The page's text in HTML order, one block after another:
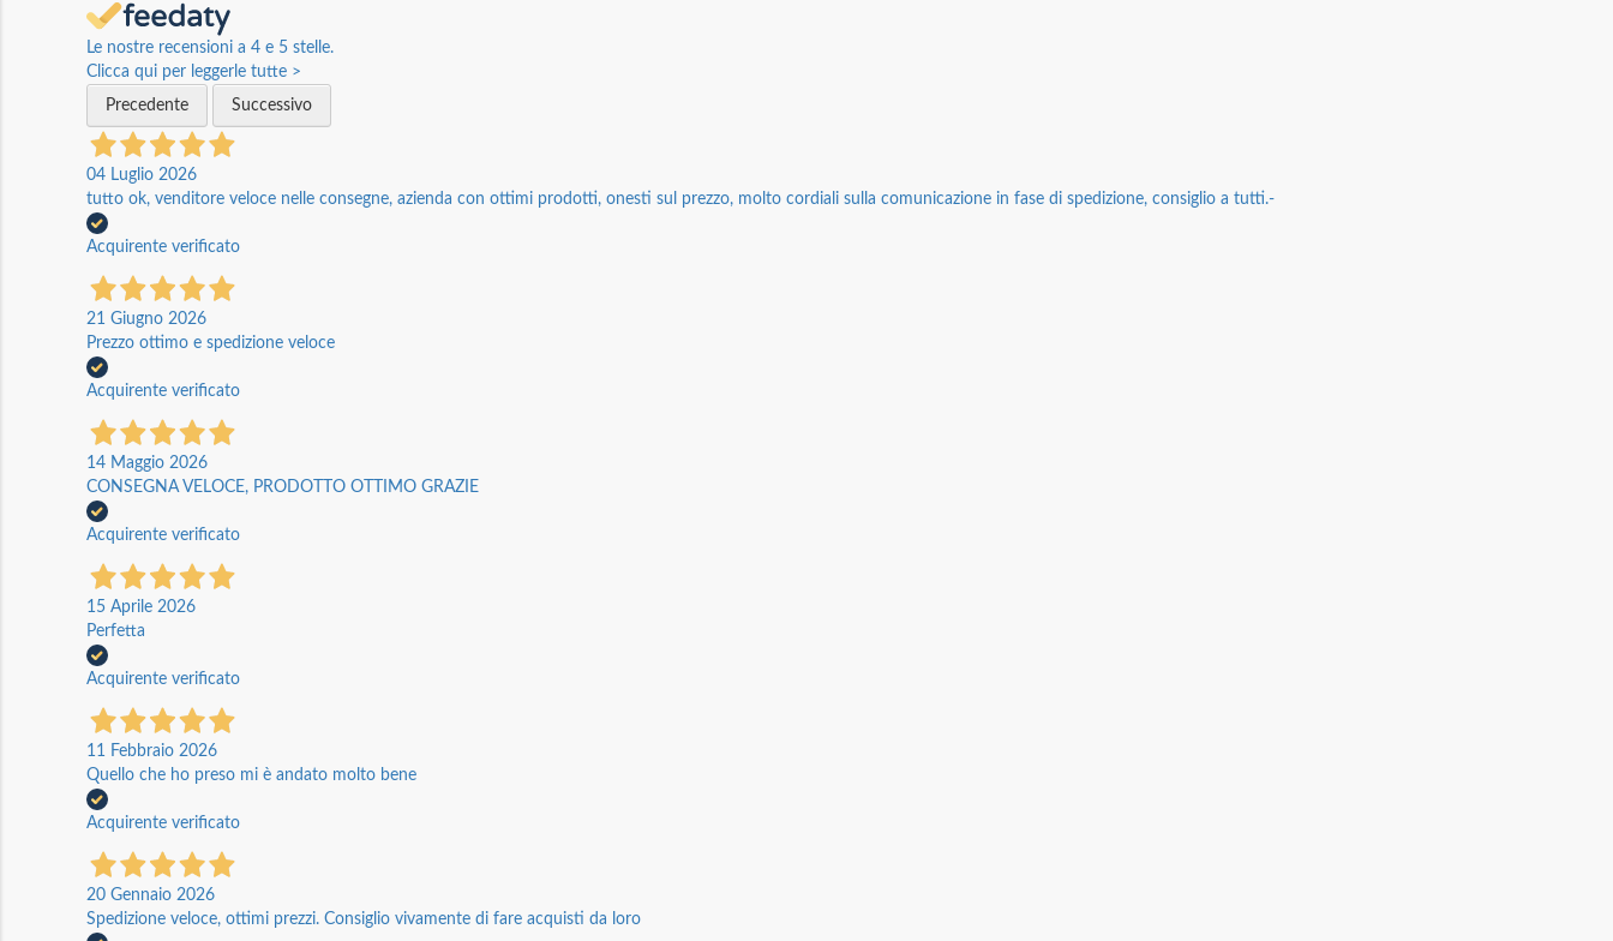
Le nostre recensioni a 4 e 5 stelle.
Clicca qui per leggerle tutte >
Precedente
Successivo
04 Luglio 2026
tutto ok, venditore veloce nelle consegne, azienda con ottimi prodotti, onesti sul prezzo, molto cordiali sulla comunicazione in fase di spedizione, consiglio a tutti.-
Acquirente verificato
21 Giugno 2026
Prezzo ottimo e spedizione veloce
Acquirente verificato
14 Maggio 2026
CONSEGNA VELOCE, PRODOTTO OTTIMO GRAZIE
Acquirente verificato
15 Aprile 2026
Perfetta
Acquirente verificato
11 Febbraio 2026
Quello che ho preso mi è andato molto bene
Acquirente verificato
20 Gennaio 2026
Spedizione veloce, ottimi prezzi. Consiglio vivamente di fare acquisti da loro